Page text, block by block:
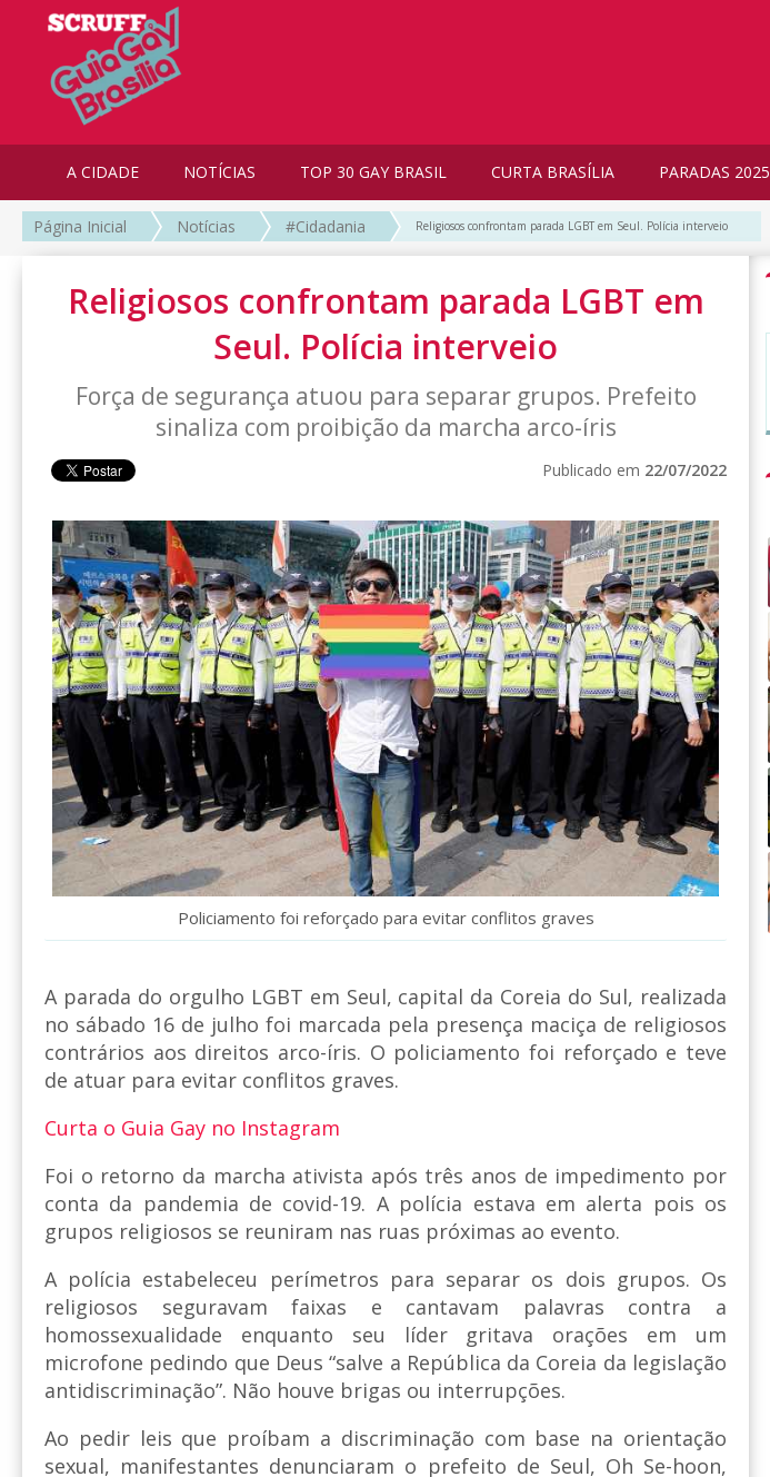
A CIDADE NOTÍCIAS TOP 30 GAY BRASIL CURTA BRASÍLIA PARADAS 2025
Página Inicial Notícias #Cidadania Religiosos confrontam parada LGBT em Seul. Polícia interveio
Religiosos confrontam parada LGBT em
Seul. Polícia interveio
Força de segurança atuou para separar grupos. Prefeito
sinaliza com proibição da marcha arco-íris
Publicado em 22/07/2022
Policiamento foi reforçado para evitar conflitos graves
A parada do orgulho LGBT em Seul, capital da Coreia do Sul, realizada
no sábado 16 de julho foi marcada pela presença maciça de religiosos
contrários aos direitos arco-íris. O policiamento foi reforçado e teve
de atuar para evitar conflitos graves.
Curta o Guia Gay no Instagram
Foi o retorno da marcha ativista após três anos de impedimento por
conta da pandemia de covid-19. A polícia estava em alerta pois os
grupos religiosos se reuniram nas ruas próximas ao evento.
A polícia estabeleceu perímetros para separar os dois grupos. Os
religiosos seguravam faixas e cantavam palavras contra a
homossexualidade enquanto seu líder gritava orações em um
microfone pedindo que Deus “salve a República da Coreia da legislação
antidiscriminação”. Não houve brigas ou interrupções.
Ao pedir leis que proíbam a discriminação com base na orientação
sexual, manifestantes denunciaram o prefeito de Seul, Oh Se-hoon,